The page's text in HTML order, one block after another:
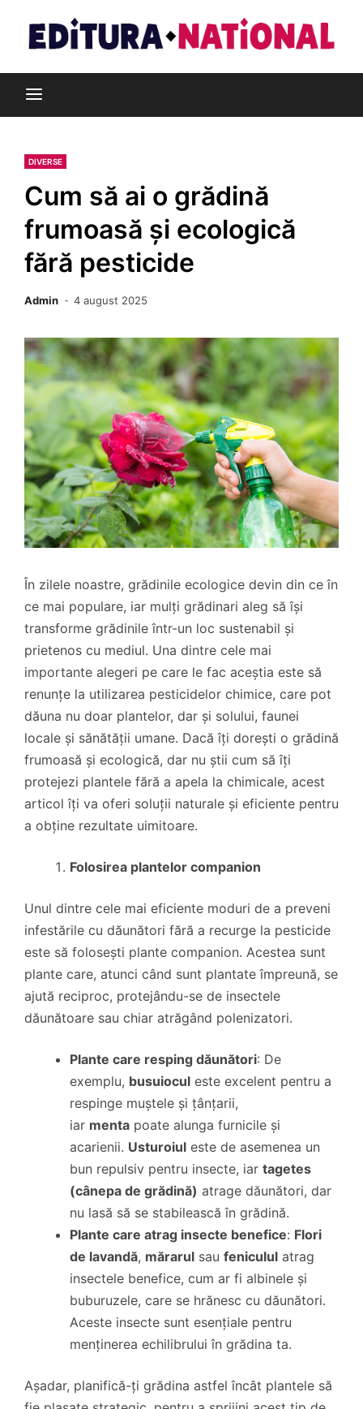
content
Editura Național
DIVERSE
Cum să ai o grădină
frumoasă și ecologică
fără pesticide
Admin 4 august 2025
În zilele noastre, grădinile ecologice devin din ce în
ce mai populare, iar mulți grădinari aleg să își
transforme grădinile într-un loc sustenabil și
prietenos cu mediul. Una dintre cele mai
importante alegeri pe care le fac aceștia este să
renunțe la utilizarea pesticidelor chimice, care pot
dăuna nu doar plantelor, dar și solului, faunei
locale și sănătății umane. Dacă îți dorești o grădină
frumoasă și ecologică, dar nu știi cum să îți
protejezi plantele fără a apela la chimicale, acest
articol îți va oferi soluții naturale și eficiente pentru
a obține rezultate uimitoare.
Folosirea plantelor companion
Unul dintre cele mai eficiente moduri de a preveni
infestările cu dăunători fără a recurge la pesticide
este să folosești plante companion. Acestea sunt
plante care, atunci când sunt plantate împreună, se
ajută reciproc, protejându-se de insectele
dăunătoare sau chiar atrăgând polenizatori.
Plante care resping dăunători: De
exemplu, busuiocul este excelent pentru a
respinge muștele și țânțarii,
iar menta poate alunga furnicile și
acarienii. Usturoiul este de asemenea un
bun repulsiv pentru insecte, iar tagetes
(cânepa de grădină) atrage dăunători, dar
nu lasă să se stabilească în grădină.
Plante care atrag insecte benefice: Flori
de lavandă, mărarul sau feniculul atrag
insectele benefice, cum ar fi albinele și
buburuzele, care se hrănesc cu dăunători.
Aceste insecte sunt esențiale pentru
menținerea echilibrului în grădina ta.
Așadar, planifică-ți grădina astfel încât plantele să